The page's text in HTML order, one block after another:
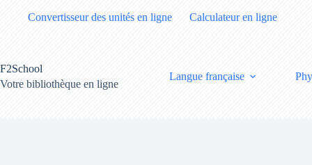
Convertisseur des unités en ligne Calculateur en ligne
F2School
Votre bibliothèque en ligne
Langue française